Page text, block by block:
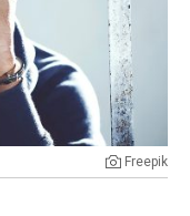
Freepik